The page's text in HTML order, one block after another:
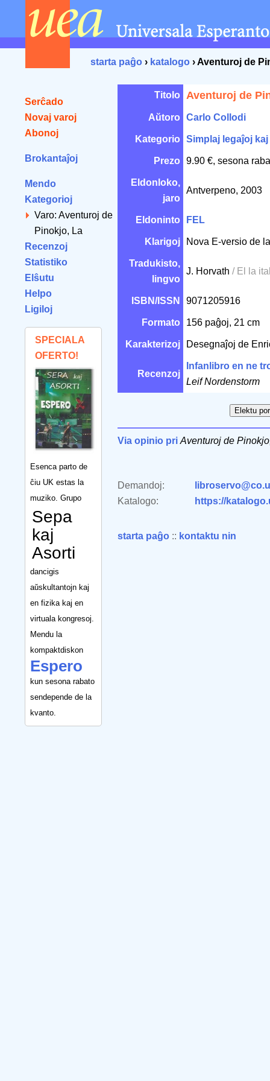
starta paĝo › katalogo › Aventuroj de
Serĉado
Novaj varoj
Abonoj
Brokantaĵoj
Mendo
Kategorioj
Varo: Aventuroj de
Pinokjo, La
Recenzoj
Statistiko
Elŝutu
Helpo
Ligiloj
SPECIALA
OFERTO!
Esenca parto de
ĉiu UK estas la
muziko. Grupo
Sepa
kaj
Asorti
dancigis
aŭskultantojn kaj
en fizika kaj en
virtuala kongresoj.
Mendu la
kompaktdiskon
Espero
kun sesona rabato
sendepende de la
kvanto.
Titolo Aventuroj de
Aŭtoro Carlo Collodi
Kategorio Simplaj legaĵoj
Prezo 9.90 €, sesona
Eldonloko,
jaro
Antverpeno, 2003
Eldoninto FEL
Klarigoj Nova E-versio de
Tradukisto,
lingvo
J. Horvath / El la
ISBN/ISSN 9071205916
Formato 156 paĝoj, 21 cm
Karakterizoj Desegnaĵoj de
Recenzoj
Infanlibro en ne
Leif Nordenstorm
Via opinio pri Aventuroj de
Demandoj:
Katalogo:
https://
starta paĝo :: kontaktu nin